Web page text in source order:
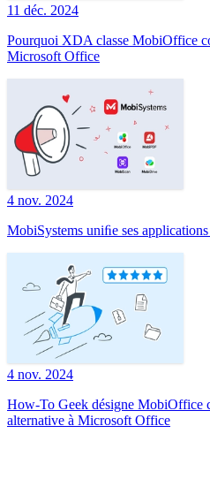
11 déc. 2024
Pourquoi XDA classe MobiOffice
Microsoft Office
4 nov. 2024
MobiSystems uniﬁe ses
4 nov. 2024
How-To Geek désigne MobiOffice
alternative à Microsoft Office